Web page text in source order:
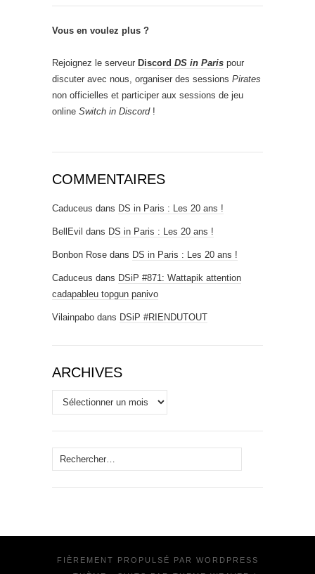
Vous en voulez plus ?
Rejoignez le serveur Discord DS in Paris pour
discuter avec nous, organiser des sessions Pirates
non officielles et participer aux sessions de jeu
online Switch in Discord!
COMMENTAIRES
Caduceus dans DS in Paris : Les 20 ans !
BellEvil dans DS in Paris : Les 20 ans !
Bonbon Rose dans DS in Paris : Les 20 ans !
Caduceus dans DSiP #871: Wattapik attention
cadapableu topgun panivo
Vilainpabo dans DSiP #RIENDUTOUT
ARCHIVES
Archives
Rechercher :
FIÈREMENT PROPULSÉ PAR WORDPRESS